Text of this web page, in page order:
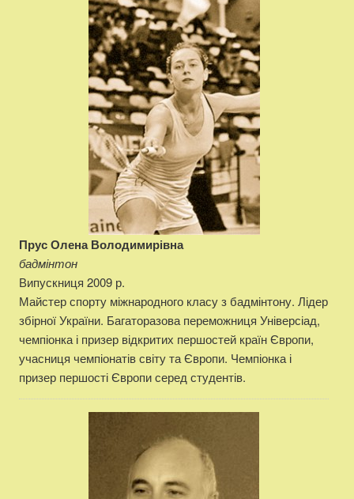
Прус Олена Володимирівна
бадмінтон
Випускниця 2009 р.
Майстер спорту міжнародного класу з бадмінтону. Лідер
збірної України. Багаторазова переможниця Універсіад,
чемпіонка і призер відкритих першостей країн Європи,
учасниця чемпіонатів світу та Європи. Чемпіонка і
призер першості Європи серед студентів.